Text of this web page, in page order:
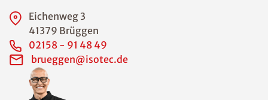
Eichenweg 3
41379 Brüggen
02158 - 91 48 49
brueggen@isotec.de